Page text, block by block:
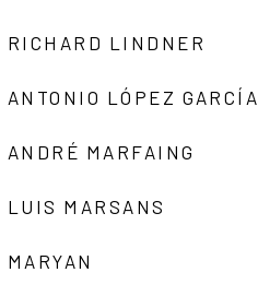
RICHARD LINDNER
ANTONIO LÓPEZ GARCÍA
ANDRÉ MARFAING
LUIS MARSANS
MARYAN